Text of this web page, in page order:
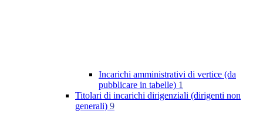
Incarichi amministrativi di vertice (da
pubblicare in tabelle) 1
Titolari di incarichi dirigenziali (dirigenti non
generali) 9